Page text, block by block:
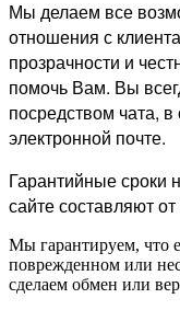
Мы делаем все
отношения с
прозрачности и
помочь Вам. Вы
посредством чата,
электронной почте.
Гарантийные сроки
сайте составляют
Мы гарантируем, что
поврежденном или
сделаем обмен или